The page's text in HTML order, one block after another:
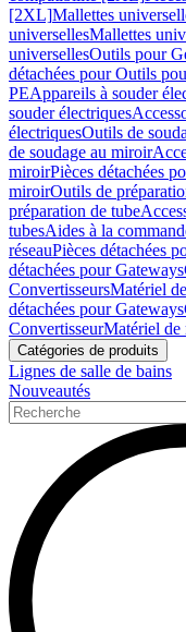
[2XL]Mallettes
universellesMallettes
universellesOutils pour
détachées pour Outils
PEAppareils à souder
souder électriques
électriquesOutils de
de soudage au miroir
miroirPièces détachées
miroirOutils de
préparation de tube
tubesAides à la
réseauPièces détachées
détachées pour Gateways
ConvertisseursMatériel
détachées pour Gateways
ConvertisseurMatériel de
Catégories de produits
Lignes de salle de bains
Nouveautés